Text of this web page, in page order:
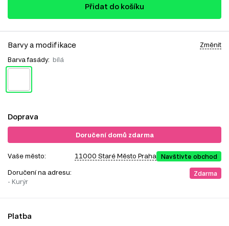
Přidat do košíku
Barvy a modifikace Změnit
Barva fasády: bílá
Doprava
Doručení domů zdarma
Vaše město: 11000 Staré Město Praha Navštivte obchod
Doručení na adresu:
- Kurýr
Zdarma
Platba